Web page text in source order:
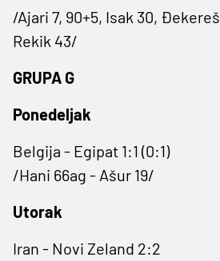
/Ajari 7, 90+5, Isak 30,
Rekik 43/
GRUPA G
Ponedeljak
Belgija - Egipat 1:1 (0:1)
/Hani 66ag - Ašur 19/
Utorak
Iran - Novi Zeland 2:2